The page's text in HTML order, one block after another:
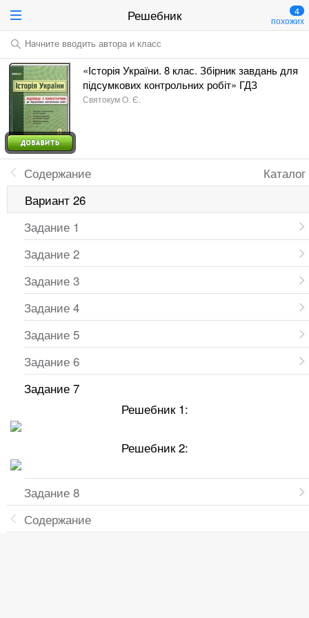
Решебник 4
похожих
Начните вводить автора и класс
«Історія України. 8 клас. Збірник завдань для
підсумкових контрольних робіт» ГДЗ
Святокум О. Є.
Каталог
Содержание
Вариант 26
Задание 1
Задание 2
Задание 3
Задание 4
Задание 5
Задание 6
Задание 7
Решебник 1:
Решебник 2:
Задание 8
Содержание